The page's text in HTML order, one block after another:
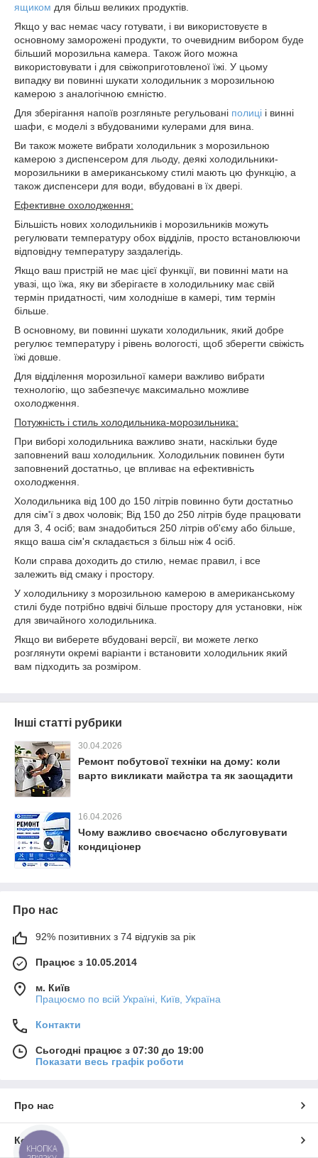
ящиком для більш великих продуктів.
Якщо у вас немає часу готувати, і ви використовуєте в
основному заморожені продукти, то очевидним вибором буде
більший морозильна камера. Також його можна
використовувати і для свіжоприготовленої їжі. У цьому
випадку ви повинні шукати холодильник з морозильною
камерою з аналогічною ємністю.
Для зберігання напоїв розгляньте регульовані полиці і винні
шафи, є моделі з вбудованими кулерами для вина.
Ви також можете вибрати холодильник з морозильною
камерою з диспенсером для льоду, деякі холодильники-
морозильники в американському стилі мають цю функцію, а
також диспенсери для води, вбудовані в їх двері.
Ефективне охолодження:
Більшість нових холодильників і морозильників можуть
регулювати температуру обох відділів, просто встановлюючи
відповідну температуру заздалегідь.
Якщо ваш пристрій не має цієї функції, ви повинні мати на
увазі, що їжа, яку ви зберігаєте в холодильнику має свій
термін придатності, чим холодніше в камері, тим термін
більше.
В основному, ви повинні шукати холодильник, який добре
регулює температуру і рівень вологості, щоб зберегти свіжість
їжі довше.
Для відділення морозильної камери важливо вибрати
технологію, що забезпечує максимально можливе
охолодження.
Потужність і стиль холодильника-морозильника:
При виборі холодильника важливо знати, наскільки буде
заповнений ваш холодильник. Холодильник повинен бути
заповнений достатньо, це впливає на ефективність
охолодження.
Холодильника від 100 до 150 літрів повинно бути достатньо
для сім'ї з двох чоловік; Від 150 до 250 літрів буде працювати
для 3, 4 осіб; вам знадобиться 250 літрів об'єму або більше,
якщо ваша сім'я складається з більш ніж 4 осіб.
Коли справа доходить до стилю, немає правил, і все
залежить від смаку і простору.
У холодильнику з морозильною камерою в американському
стилі буде потрібно вдвічі більше простору для установки, ніж
для звичайного холодильника.
Якщо ви виберете вбудовані версії, ви можете легко
розглянути окремі варіанти і встановити холодильник який
вам підходить за розміром.
Інші статті рубрики
30.04.2026
Ремонт побутової техніки на дому: коли
варто викликати майстра та як заощадити
16.04.2026
Чому важливо своєчасно обслуговувати
кондиціонер
Про нас
92% позитивних з 74 відгуків за рік
Працює з 10.05.2014
м. Київ
Працюємо по всій Україні, Київ, Україна
Контакти
Сьогодні працює з 07:30 до 19:00
Показати весь графік роботи
Про нас
Контакти
КНОПКА